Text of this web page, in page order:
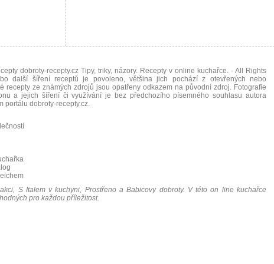
dobroty-recepty.cz Tipy, triky, názory. Recepty v online kuchařce. - All Rights
další šíření receptů je povoleno, většina jich pochází z otevřených nebo
recepty ze známých zdrojů jsou opatřeny odkazem na původní zdroj. Fotografie
a jejich šíření či využívání je bez předchozího písemného souhlasu autora
portálu dobroty-recepty.cz.
S Italem v kuchyni, Prostřeno a Babicovy dobroty. V této on line kuchařce
pro každou příležitost.